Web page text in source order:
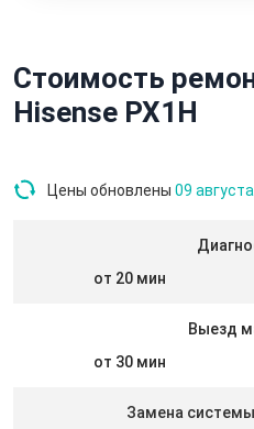
Стоимость
Hisense PX1H
Цены обновлены 09 августа
от 20 мин
Выезд
от 30 мин
Замена